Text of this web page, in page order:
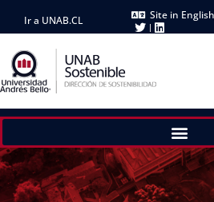
Ir a UNAB.CL Site in English